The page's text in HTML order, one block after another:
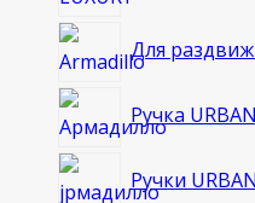
Для
Ручка
Ручки